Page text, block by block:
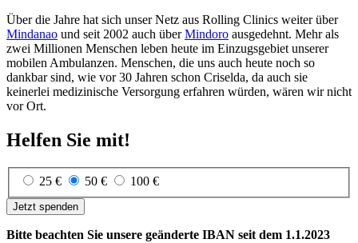
Über die Jahre hat sich unser Netz aus Rolling Clinics weiter über
Mindanao und seit 2002 auch überMindoro ausgedehnt. Mehr als
zwei Millionen Menschen leben heute im Einzugsgebiet unserer
mobilen Ambulanzen. Menschen, die uns auch heute noch so
dankbar sind, wie vor 30 Jahren schon Criselda, da auch sie
keinerlei medizinische Versorgung erfahren würden, wären wir nicht
vor Ort.
Helfen Sie mit!
25 € 50 € 100 €
Jetzt spenden
Bitte beachten Sie unsere geänderte IBAN seit dem 1.1.2023